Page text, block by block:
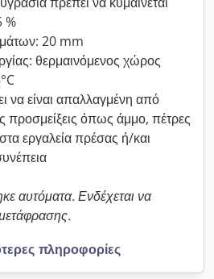
%
20 mm
θερμαινόμενος χώρος
να είναι απαλλαγμένη από
προσμείξεις όπως άμμο, πέτρες
εργαλεία πρέσας ή/και
αυτόματα. Ενδέχεται να
πληροφορίες